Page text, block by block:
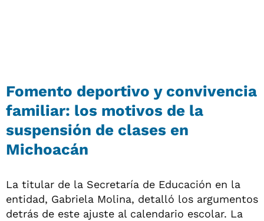
Fomento deportivo y convivencia
familiar: los motivos de la
suspensión de clases en
Michoacán
La titular de la Secretaría de Educación en la
entidad, Gabriela Molina, detalló los argumentos
detrás de este ajuste al calendario escolar. La